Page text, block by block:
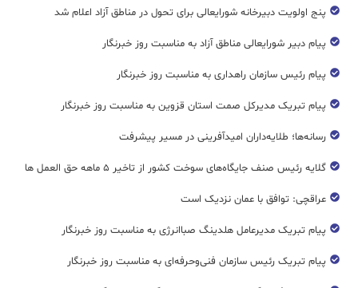
پنج اولویت دبیرخانه شورایعالی برای تحول در مناطق آزاد اعلام شد
پیام دبیر شورایعالی مناطق آزاد به مناسبت روز خبرنگار
پیام رئیس سازمان راهداری به مناسبت روز خبرنگار
پیام تبریک مدیرکل صمت استان قزوین به مناسبت روز خبرنگار
رسانه‌ها؛ طلایه‌داران امیدآفرینی در مسیر پیشرفت
گلایه رئیس صنف جایگاه‌های سوخت کشور از تاخیر ۵ ماهه حق العمل ها
عراقچی: توافق با عمان نزدیک است
پیام تبریک مدیرعامل هلدینگ صباانرژی به مناسبت روز خبرنگار
پیام تبریک رئیس سازمان فنی‌و‌حرفه‌ای به مناسبت روز خبرنگار